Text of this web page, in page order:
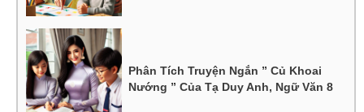
Phân Tích Truyện Ngắn ” Củ Khoai
Nướng ” Của Tạ Duy Anh, Ngữ Văn 8